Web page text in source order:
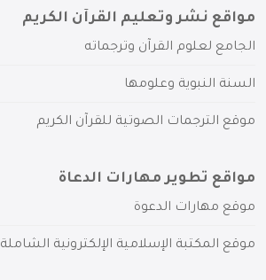
مواقع نشر وتعليم القرآن الكريم
الجامع لعلوم القرآن وترجماته
السنة النبوية وعلومها
موقع الترجمات الصوتية للقرآن الكريم
مواقع تطوير مهارات الدعاة
موقع مهارات الدعوة
موقع المكتبة الإسلامية الإلكترونية الشاملة